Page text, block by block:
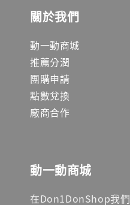
關於我們
動一動商城
推薦分潤
團購申請
點數兌換
廠商合作
動一動商城
在Don1DonShop我